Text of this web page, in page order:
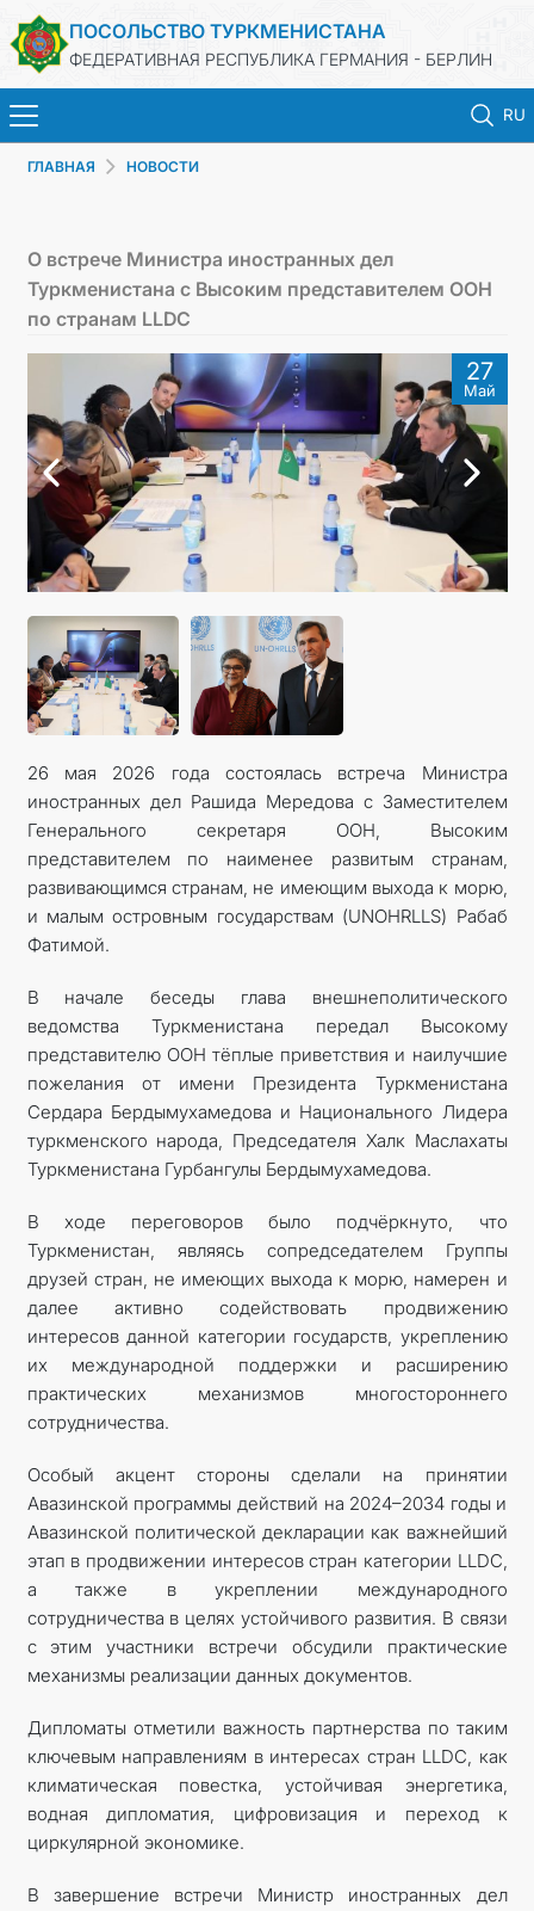
ПОСОЛЬСТВО ТУРКМЕНИСТАНА
ФЕДЕРАТИВНАЯ РЕСПУБЛИКА ГЕРМАНИЯ - БЕРЛИН
RU
МИД ТУРКМЕНИСТАНА
ТУРКМЕНИСТАН
КОНСУЛЬСКИЙ ОТДЕЛ
ИНВЕСТИЦИИ В ТУРКМЕНИСТАН
КОНТАКТНЫЕ ДАННЫЕ
ГЛАВНАЯ НОВОСТИ
О встрече Министра иностранных дел
Туркменистана с Высоким представителем ООН
по странам LLDC
27
Май
26 мая 2026 года состоялась встреча Министра
иностранных дел Рашида Мередова с Заместителем
Генерального секретаря ООН, Высоким
представителем по наименее развитым странам,
развивающимся странам, не имеющим выхода к морю,
и малым островным государствам (UNOHRLLS) Рабаб
Фатимой.
В начале беседы глава внешнеполитического
ведомства Туркменистана передал Высокому
представителю ООН тёплые приветствия и наилучшие
пожелания от имени Президента Туркменистана
Сердара Бердымухамедова и Национального Лидера
туркменского народа, Председателя Халк Маслахаты
Туркменистана Гурбангулы Бердымухамедова.
В ходе переговоров было подчёркнуто, что
Туркменистан, являясь сопредседателем Группы
друзей стран, не имеющих выхода к морю, намерен и
далее активно содействовать продвижению
интересов данной категории государств, укреплению
их международной поддержки и расширению
практических механизмов многостороннего
сотрудничества.
Особый акцент стороны сделали на принятии
Авазинской программы действий на 2024–2034 годы и
Авазинской политической декларации как важнейший
этап в продвижении интересов стран категории LLDC,
а также в укреплении международного
сотрудничества в целях устойчивого развития. В связи
с этим участники встречи обсудили практические
механизмы реализации данных документов.
Дипломаты отметили важность партнерства по таким
ключевым направлениям в интересах стран LLDC, как
климатическая повестка, устойчивая энергетика,
водная дипломатия, цифровизация и переход к
циркулярной экономике.
В завершение встречи Министр иностранных дел